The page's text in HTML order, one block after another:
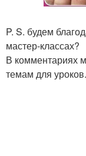
P. S. будем
мастер-классах?
В комментариях
темам для